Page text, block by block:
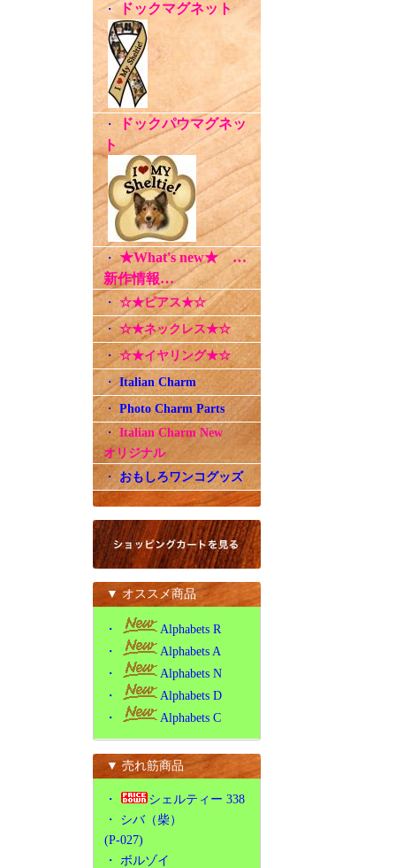
・ドックマグネット
・
ドックパウマグネッ
ト
・★What's new★ …
新作情報…
・ ☆★ピアス★☆
・ ☆★ネックレス★☆
・☆★イヤリング★☆
・Italian Charm
・Photo Charm Parts
・ Italian Charm New
オリジナル
・ おもしろワンコグッズ
▼ オススメ商品
・
Alphabets R
・
Alphabets A
・
Alphabets N
・
Alphabets D
・
Alphabets C
▼ 売れ筋商品
・
シェルティー 338
・ シバ（柴）
(P-027)
・ ボルゾイ